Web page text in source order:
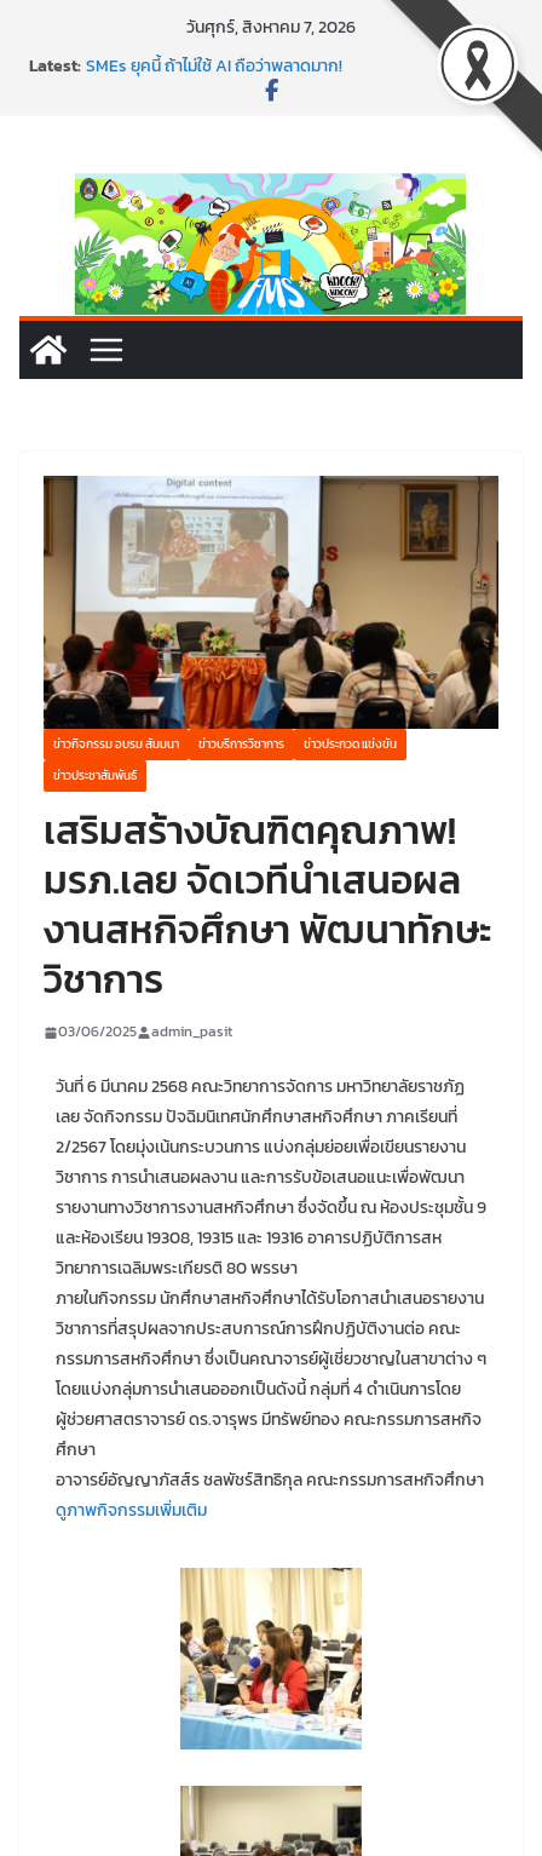
วันศุกร์, สิงหาคม 7, 2026
Latest:
พาธุรกิจท้องถิ่นสู่ตลาดโลก ด้วยเทคโนโลยี AI!
SMEs ยุคนี้ ถ้าไม่ใช้ AI ถือว่าพลาดมาก!
สร้าง VDO ก็ปัง แถมเขียนโค้ดสร้างแอปได้อีก! เรียนกับ
ข่าวกิจกรรม อบรม สัมมนา ข่าวบริการวิชาการ
ข่าวประกวด แข่งขัน
ข่าวประชาสัมพันธ์
เสริมสร้างบัณฑิตคุณภาพ!
มรภ.เลย จัดเวทีนำเสนอผล
งานสหกิจศึกษา พัฒนาทักษะ
วิชาการ
03/06/2025 admin_pasit
วันที่ 6 มีนาคม 2568 คณะวิทยาการจัดการ มหาวิทยาลัยราชภัฏ
เลย จัดกิจกรรม ปัจฉิมนิเทศนักศึกษาสหกิจศึกษา ภาคเรียนที่
2/2567 โดยมุ่งเน้นกระบวนการ แบ่งกลุ่มย่อยเพื่อเขียนรายงาน
วิชาการ การนำเสนอผลงาน และการรับข้อเสนอแนะเพื่อพัฒนา
รายงานทางวิชาการงานสหกิจศึกษา ซึ่งจัดขึ้น ณ ห้องประชุมชั้น 9
และห้องเรียน 19308, 19315 และ 19316 อาคารปฏิบัติการสห
วิทยาการเฉลิมพระเกียรติ 80 พรรษา
ภายในกิจกรรม นักศึกษาสหกิจศึกษาได้รับโอกาสนำเสนอรายงาน
วิชาการที่สรุปผลจากประสบการณ์การฝึกปฏิบัติงานต่อ คณะ
กรรมการสหกิจศึกษา ซึ่งเป็นคณาจารย์ผู้เชี่ยวชาญในสาขาต่าง ๆ
โดยแบ่งกลุ่มการนำเสนอออกเป็นดังนี้ กลุ่มที่ 4 ดำเนินการโดย
ผู้ช่วยศาสตราจารย์ ดร.จารุพร มีทรัพย์ทอง คณะกรรมการสหกิจ
ศึกษา
อาจารย์อัญญาภัสส์ร ชลพัชร์สิทธิกุล คณะกรรมการสหกิจศึกษา
ดูภาพกิจกรรมเพิ่มเติม